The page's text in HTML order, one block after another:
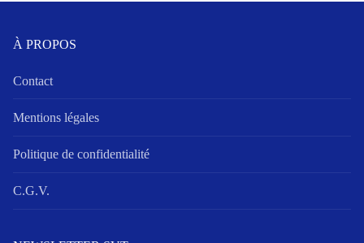
À PROPOS
Contact
Mentions légales
Politique de confidentialité
C.G.V.